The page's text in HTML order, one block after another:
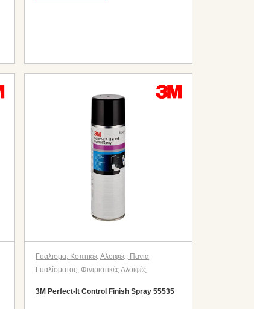
Γυάλισμα Κοπτικές Αλοιφές Πανιά
Γυαλίσματος ,Φινιριστικές Αλοιφές
3M Perfect-It Control Finish Spray 55535